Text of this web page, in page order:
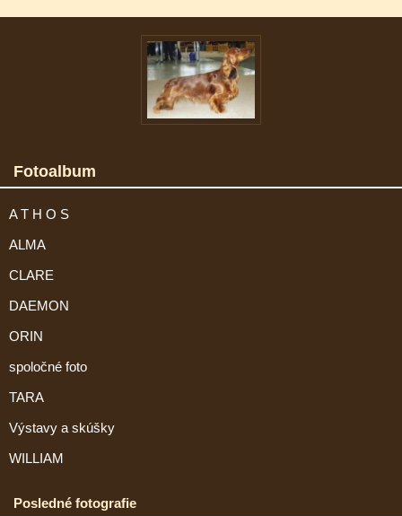
Fotoalbum
A T H O S
ALMA
CLARE
DAEMON
ORIN
spoločné foto
TARA
Výstavy a skúšky
WILLIAM
Posledné fotografie